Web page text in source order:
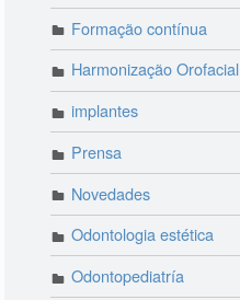
Formação contínua
Harmonização Orofacial
implantes
Prensa
Novedades
Odontologia estética
Odontopediatría